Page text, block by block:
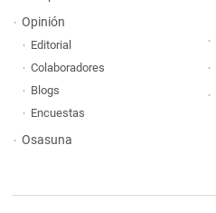
Opinión
Editorial
Colaboradores
Blogs
Encuestas
Osasuna